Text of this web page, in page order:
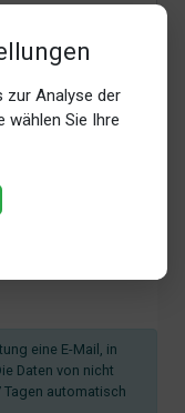
zur Analyse der
wählen Sie Ihre
Nutzung meiner
Datum und
URL) zum
mich
eine E-Mail, in
Daten von nicht
automatisch